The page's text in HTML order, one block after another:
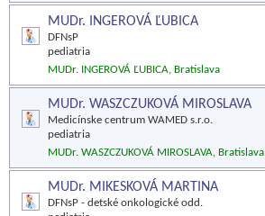
MUDr. INGEROVÁ ĽUBICA
DFNsP
pediatria
MUDr. INGEROVÁ ĽUBICA, Bratislava
MUDr. WASZCZUKOVÁ MIROSLAVA
Medicínske centrum WAMED s.r.o.
pediatria
MUDr. WASZCZUKOVÁ MIROSLAVA, Bratislava
MUDr. MIKESKOVÁ MARTINA
DFNsP - detské onkologické odd.